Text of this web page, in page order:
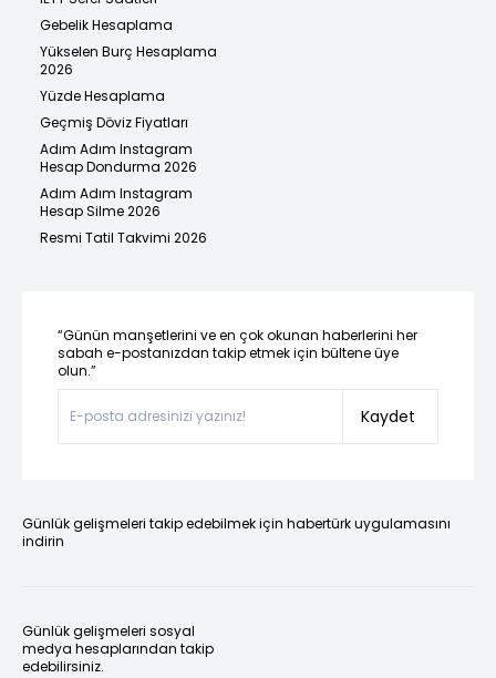
Gebelik Hesaplama
Yükselen Burç Hesaplama
2026
Yüzde Hesaplama
Geçmiş Döviz Fiyatları
Adım Adım Instagram
Hesap Dondurma 2026
Adım Adım Instagram
Hesap Silme 2026
Resmi Tatil Takvimi 2026
“Günün manşetlerini ve en çok okunan haberlerini her
sabah e-postanızdan takip etmek için bültene üye
olun.”
Kaydet
Günlük gelişmeleri takip edebilmek için habertürk uygulamasını
indirin
Günlük gelişmeleri sosyal
medya hesaplarından takip
edebilirsiniz.